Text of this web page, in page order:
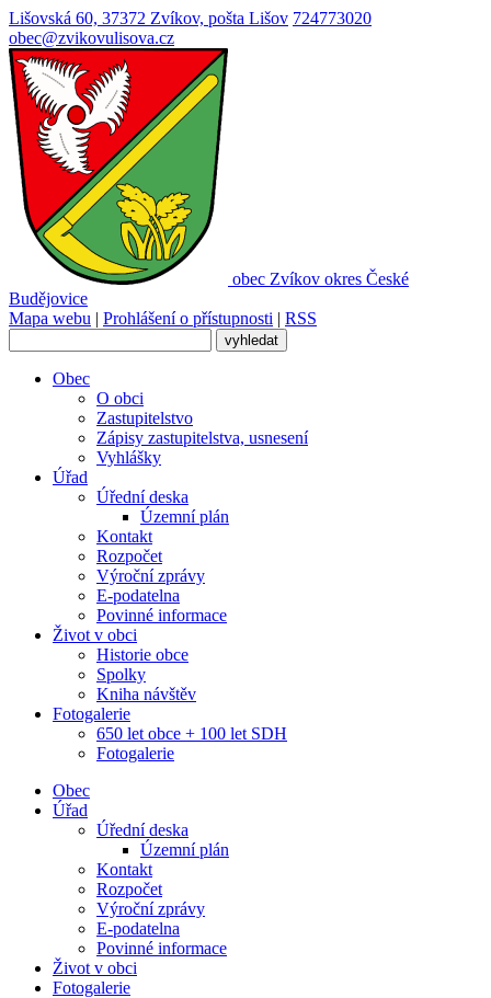
Lišovská 60, 37372 Zvíkov, pošta Lišov 724773020
obec@zvikovulisova.cz
obec Zvíkov okres České
Budějovice
Mapa webu | Prohlášení o přístupnosti | RSS
Obec
O obci
Zastupitelstvo
Zápisy zastupitelstva, usnesení
Vyhlášky
Úřad
Úřední deska
Územní plán
Kontakt
Rozpočet
Výroční zprávy
E-podatelna
Povinné informace
Život v obci
Historie obce
Spolky
Kniha návštěv
Fotogalerie
650 let obce + 100 let SDH
Fotogalerie
Obec
Úřad
Úřední deska
Územní plán
Kontakt
Rozpočet
Výroční zprávy
E-podatelna
Povinné informace
Život v obci
Fotogalerie